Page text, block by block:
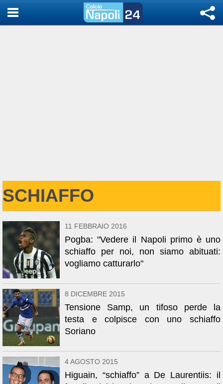
SCHIAFFO
11 FEBBRAIO 2016
Pogba: "Vedere il Napoli primo è uno
schiaffo per noi, non siamo abituati:
vogliamo catturarlo"
8 DICEMBRE 2015
Tensione Samp, un tifoso perde la
testa e colpisce con uno schiaffo
Soriano
4 AGOSTO 2015
Higuain, “schiaffo” a De Laurentiis: il